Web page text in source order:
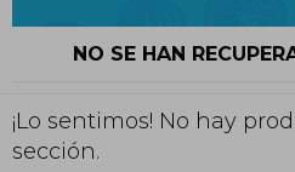
NO SE HAN
¡Lo sentimos! No hay
sección.